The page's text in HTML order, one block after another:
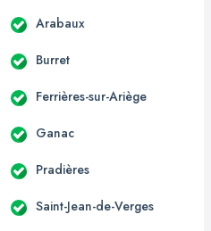
Arabaux
Burret
Ferrières-sur-Ariège
Ganac
Pradières
Saint-Jean-de-Verges